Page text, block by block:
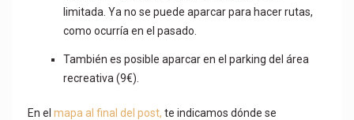
limitada. Ya no se puede aparcar para hacer rutas,
como ocurría en el pasado.
También es posible aparcar en el parking del área
recreativa (9€).
En el mapa al final del post, te indicamos dónde se